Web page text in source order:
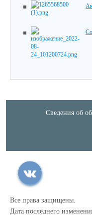
Сведения об
Все права защищены.
Дата последнего